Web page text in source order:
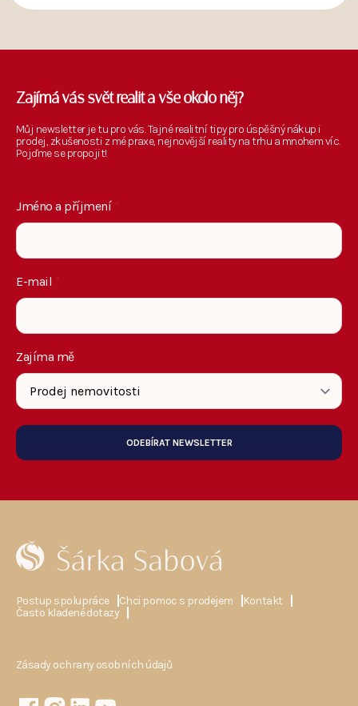
Postup spolupráce Chci pomoc s prodejem
Kontakt
Často kladené dotazy
Zásady ochrany osobních údajů
Zajímá vás svět realit a vše okolo něj?
Můj newsletter je tu pro vás. Tajné realitní tipy pro úspěšný nákup i
prodej, zkušenosti z mé praxe, nejnovější reality na trhu a mnohem víc.
Pojďme se propojit!
Jméno a příjmení
E-mail
Zajíma mě
ODEBÍRAT NEWSLETTER